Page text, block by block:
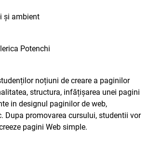
și ambient
Potenchi
noțiuni de creare a paginilor
structura, infățișarea unei pagini
in designul paginilor de web,
Dupa promovarea cursului, studentii vor
pagini Web simple.